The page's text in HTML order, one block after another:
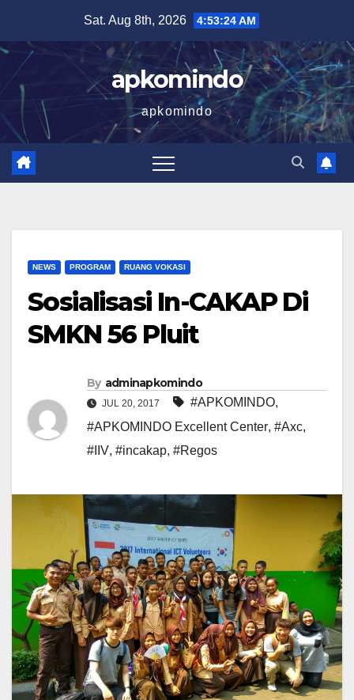
content
Sat. Aug 8th, 2026 4:53:25 AM
apkomindo
apkomindo
NEWS PROGRAM RUANG VOKASI
Sosialisasi In-CAKAP Di
SMKN 56 Pluit
By adminapkomindo
JUL 20, 2017 #APKOMINDO,
#APKOMINDO Excellent Center, #Axc,
#IIV, #incakap, #Regos